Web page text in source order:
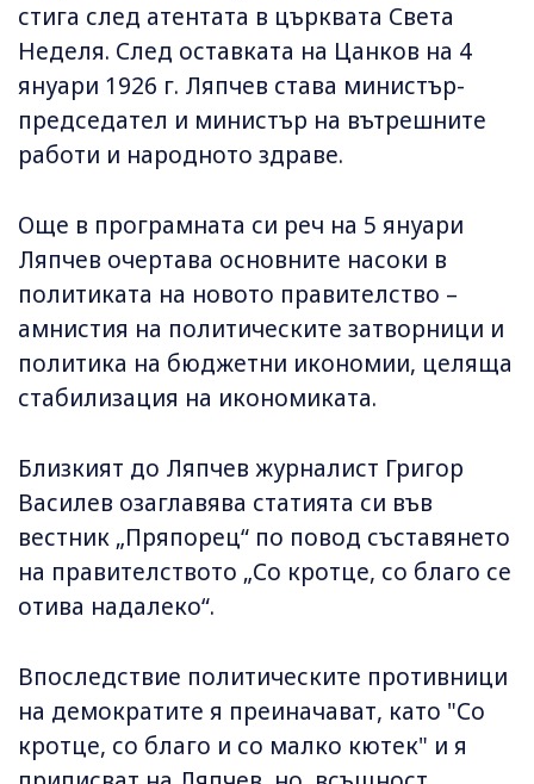
стига след атентата в църквата Света
Неделя. След оставката на Цанков на 4
януари 1926 г. Ляпчев става министър-
председател и министър на вътрешните
работи и народното здраве.
Още в програмната си реч на 5 януари
Ляпчев очертава основните насоки в
политиката на новото правителство –
амнистия на политическите затворници и
политика на бюджетни икономии, целяща
стабилизация на икономиката.
Близкият до Ляпчев журналист Григор
Василев озаглавява статията си във
вестник „Пряпорец“ по повод съставянето
на правителството „Со кротце, со благо се
отива надалеко“.
Впоследствие политическите противници
на демократите я преиначават, като "Со
кротце, со благо и со малко кютек" и я